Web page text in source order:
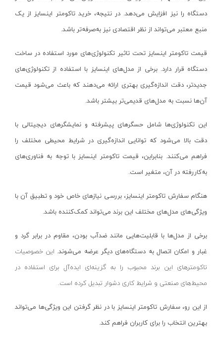
دریل شارژی کنزاکس
بتن کن ۵ شیار
دریل بتن کن ۵ شیار
چکش تخریب
دریل بتن کن ۴ شیار
مینی فرز
فرز آهنگری
فرز سنگبری
انواع فرز انگشتی
فرز همه کاره
اره بتن بر
فرز قلمی
لوازم جانبی فرز مینیاتوری
فرز انگشتی گلو کوتاه
فرز انگشتی گلو بلند
زارا-ZARA
عمارت-EMARAT
زیمبرگ-ZIMBERG
فمی-FEMI
روتوکس-ROTOX
اس تی ای-STA
هاردکس-HARDEX
دوو-DAEWOO
اتنسی-OTENCI
ویتال-VITAL
واستر-VASTER
رد هیت-RED HIT
یونیتی-UNI-T
توان جم-TAVAN JAM
دستگاه را نیز افزایش می‌دهد. در نتیجه، خرید تاکومتر اینسایز از یک
منبع معتبر می‌تواند از نظر اقتصادی نیز به‌صرفه‌تر باشد.
قیمت تاکومتر اینسایز تحت تاثیر تکنولوژی‌های مورد استفاده در ساخت
دستگاه قرار دارد. برخی از مدل‌های اینسایز با استفاده از تکنولوژی‌های
جدیدتر، دقت اندازه‌گیری بهتری ارائه می‌دهند که باعث می‌شود قیمت
آن‌ها نسبت به مدل‌های قدیمی‌تر بیشتر باشد.
این تکنولوژی‌ها شامل حسگرهای پیشرفته و نمایشگرهای دیجیتالی با
دقت بالا می‌شود که توانایی اندازه‌گیری در شرایط محیطی مختلف را
فراهم می‌کنند. بنابراین، قیمت تاکومتر اینسایز با توجه به فناوری‌های
به‌کاررفته در آن، متغیر است.
هنگام سفارش تاکومتر اینسایز، بررسی نیازهای خاص خود و تطبیق آن با
ویژگی‌های مدل‌های مختلف این برند می‌تواند کمک‌کننده باشد.
برخی از مدل‌ها با قابلیت‌هایی مانند ضدآب بودن، مقاوم در برابر گرد و
غبار و امکان اتصال به دستگاه‌های دیگر عرضه می‌شوند. این خصوصیات
تاکومترهای این برند محبوب را به گزینه‌ای ایده‌آل برای استفاده در
محیط‌های صنعتی و شرایط کاری دشوار تبدیل کرده است.
از این رو، سفارش تاکومتر اینسایز با در نظر گرفتن این ویژگی‌ها می‌تواند
بهترین انتخاب را برای کاربران فراهم کند.